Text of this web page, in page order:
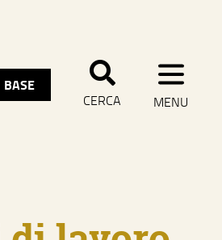
BASE
CERCA MENU